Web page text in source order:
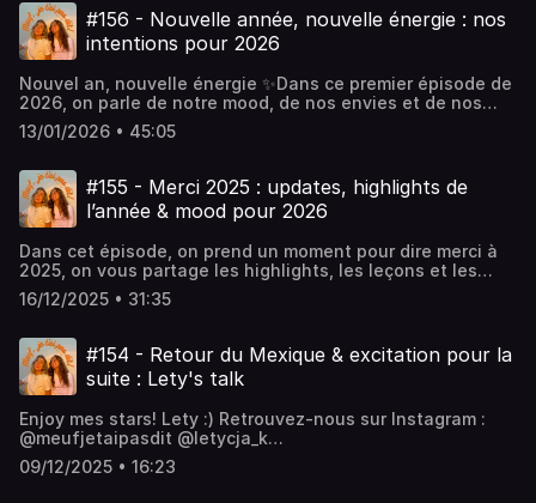
toujours avant d’adopter et de pourquoi, malgré tout, on
ne regrette rien.. Enjoyyy 🧡 NatRetrouvez-nous sur
Instagram : @meufjetaipasdit @letycja_k
: @meufjetaipasdit @letycja_k
@natalia.ptkhttps://www.tiktok.com/@letycja_khttps://
:
@NataliaOliviaPtkhttps://www.youtube.com/
#156 - Nouvelle année, nouvelle énergie : nos
intentions pour 2026
Nouvel an, nouvelle énergie ✨Dans ce premier épisode de
2026, on parle de notre mood, de nos envies et de nos
intentions. Un petit moment chill pour commencer l’année
ensemble! Hâte de continuer cette aventure avec vous 🧡
@letycja_k
@natalia.ptkhttps://www.instagram.com/
: @meufjetaipasdit @letycja_k
:
@NataliaOliviaPtkhttps://www.youtube.com/
13/01/2026 • 45:05
#155 - Merci 2025 : updates, highlights de
l’année & mood pour 2026
Dans cet épisode, on prend un moment pour dire merci à
2025, on vous partage les highlights, les leçons et les
moments marquants de cette belle année.C’est un
épisode pour fermer ce chapitre et poser doucement
toutes les semaines et on se retrouve en pleine forme
dans la nouvelle année 🧡Enjoyyy!Retrouvez-nous sur
Instagram : @meufjetaipasdit @letycja_k
: @meufjetaipasdit @letycja_k
@natalia.ptkhttps://www.tiktok.com/@letycja_khttps://
:
@NataliaOliviaPtkhttps://www.youtube.com/
16/12/2025 • 31:35
#154 - Retour du Mexique & excitation pour la
suite : Lety's talk
Enjoy mes stars! Lety :) Retrouvez-nous sur Instagram :
@meufjetaipasdit @letycja_k
@natalia.ptkhttps://www.instagram.com/
: @meufjetaipasdit @letycja_k
09/12/2025 • 16:23